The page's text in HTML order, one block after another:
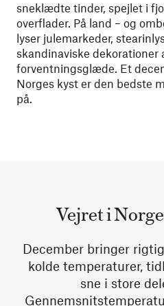
sneklædte tinder, spejlet i
overflader. På land – og
lyser julemarkeder,
skandinaviske dekorationer
forventningsglæde. Et
Norges kyst er den bedste
på.
Vejret i
December bringer
kolde temperaturer,
sne i store